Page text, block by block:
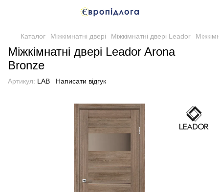
Каталог Міжкімнатні двері Міжкімнатні двері Leador
Міжкімнатні двері Leador Arona
Bronze
Артикул: LAB Написати відгук